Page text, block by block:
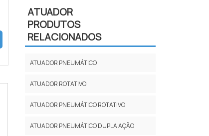
ATUADOR
PRODUTOS
RELACIONADOS
ATUADOR PNEUMÁTICO
ATUADOR ROTATIVO
ATUADOR PNEUMÁTICO ROTATIVO
ATUADOR PNEUMÁTICO DUPLA AÇÃO